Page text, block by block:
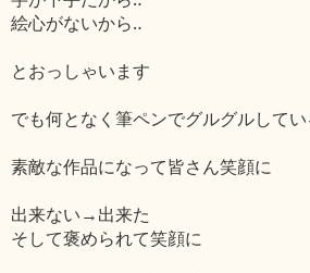
絵心がないから‥
とおっしゃいます
でも何となく筆ペンでグルグルしてい
素敵な作品になって皆さん笑顔に
出来ない→出来た
そして褒められて笑顔に